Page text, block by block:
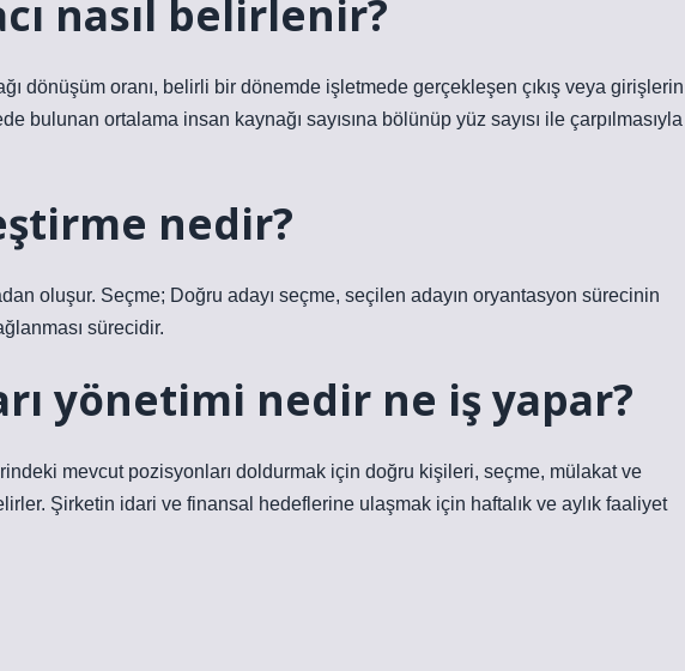
nasıl belirlenir?
dönüşüm oranı, belirli bir dönemde işletmede gerçekleşen çıkış veya girişlerin
bulunan ortalama insan kaynağı sayısına bölünüp yüz sayısı ile çarpılmasıyla
nedir?
oluşur. Seçme; Doğru adayı seçme, seçilen adayın oryantasyon sürecinin
sürecidir.
yönetimi nedir ne iş yapar?
mevcut pozisyonları doldurmak için doğru kişileri, seçme, mülakat ve
Şirketin idari ve finansal hedeflerine ulaşmak için haftalık ve aylık faaliyet